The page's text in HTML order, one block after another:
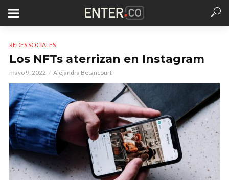
REDES SOCIALES
Los NFTs aterrizan en Instagram
mayo 9, 2022 Alejandra Betancourt